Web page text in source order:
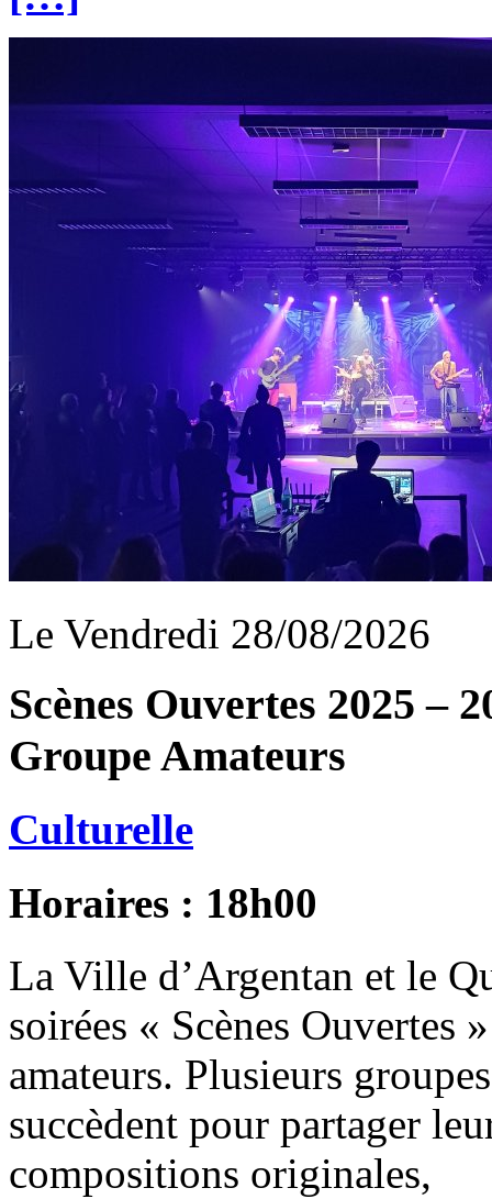
Le Vendredi 28/08/2026
Scènes Ouvertes 2025 –
Groupe Amateurs
Culturelle
Horaires : 18h00
La Ville d’Argentan et le
soirées « Scènes Ouvertes
amateurs. Plusieurs
succèdent pour partager
compositions originales,